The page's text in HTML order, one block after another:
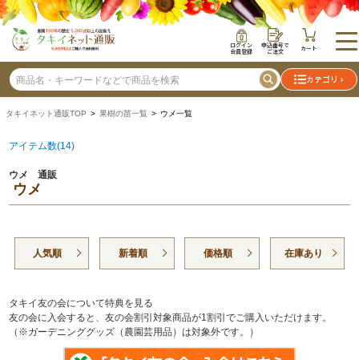
ログイン
会員登録
申込番号で
ご注文 カート
カテゴリ
タキイネット通販TOP > 果樹の苗一覧 > ウメ一覧
アイテム数(14)
ウメ 通販
ウメ
人気順 新着順 価格順 在庫あり
タキイ友の会について特典を見る
友の会に入会すると、友の会割引対象商品が1割引でご購入いただけます。
（※ガーデニンググッズ（農園芸用品）は対象外です。）